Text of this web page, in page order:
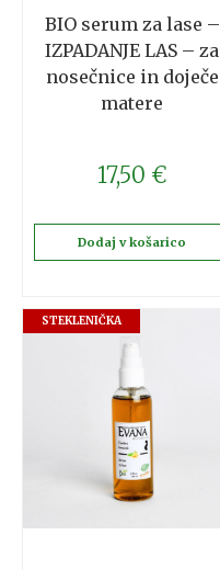
BIO serum za lase –
IZPADANJE LAS – za
nosečnice in doječe
matere
17,50 €
Dodaj v košarico
STEKLENIČKA